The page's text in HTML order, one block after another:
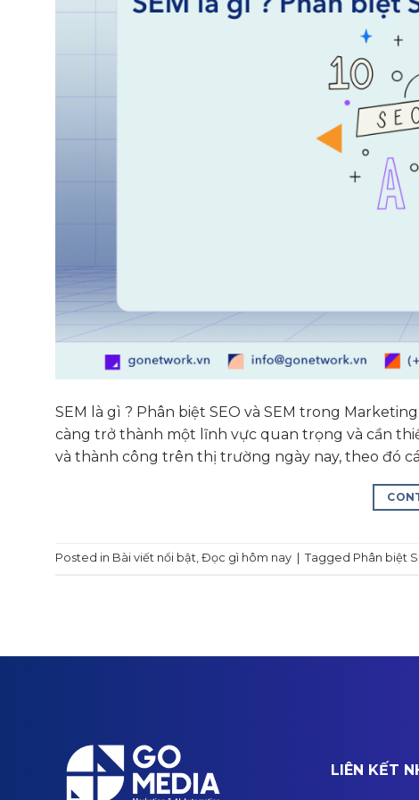
SEM là gì ? Phân biệt SEO và SEM trong
càng trở thành một lĩnh vực quan trọng và cần
và thành công trên thị trường ngày nay, theo đó
Posted in Bài viết nổi bật, Đọc gì hôm nay Tagged Phân biệt
LIÊN KẾT